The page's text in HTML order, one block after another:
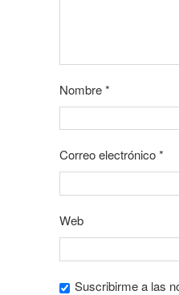
Nombre*
Correo electrónico*
Web
Suscribirme a las